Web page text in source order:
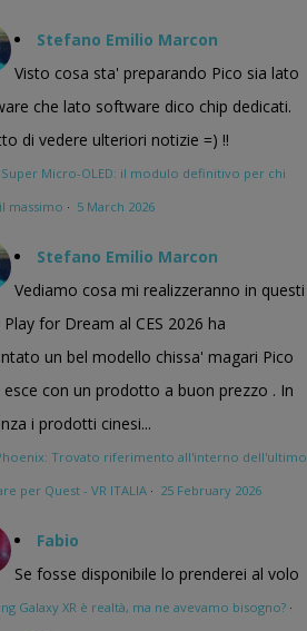
Stefano Emilio Marcon
Visto cosa sta' preparando Pico sia lato
che lato software dico chip dedicati.
di vedere ulteriori notizie =) !!
Super Micro-OLED: il modulo definitivo per chi
massimo · 5 March 2026
Stefano Emilio Marcon
Vediamo cosa mi realizzeranno in questi
Play for Dream al CES 2026 ha
un bel modello chissa' magari Pico
esce con un prodotto a buon prezzo . In
i prodotti cinesi...
Trovato riferimento all'interno dell'ultimo
per Quest - VR ITALIA · 25 February 2026
Fabio
Se fosse disponibile lo prenderei al volo
Galaxy XR è realtà, ma ne avevamo bisogno? ·